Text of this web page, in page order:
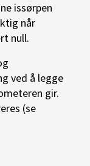
issørpen
når
null.
ved å legge
gir.
(se